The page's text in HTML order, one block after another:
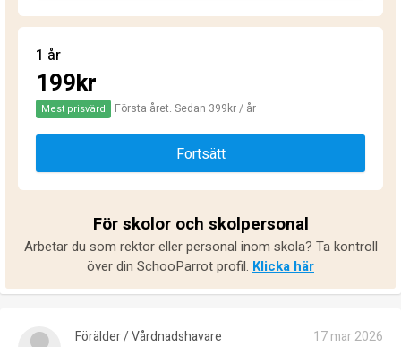
1 år
199kr
Mest prisvärd Första året. Sedan 399kr / år
Fortsätt
För skolor och skolpersonal
Arbetar du som rektor eller personal inom skola? Ta kontroll
över din SchooParrot profil. Klicka här
Förälder / Vårdnadshavare
17 mar 2026